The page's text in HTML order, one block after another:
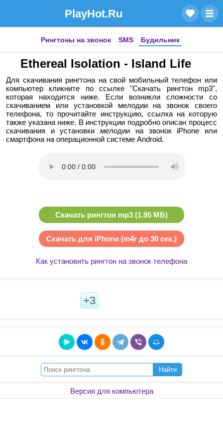
PlayHot.Ru
Рингтоны на звонок SMS Будильник
Ethereal Isolation - Island Life
Для скачивания рингтона на свой мобильный телефон или
компьютер кликните по ссылке "Скачать рингтон mp3",
которая находится ниже. Если возникли сложности со
скачиванием или установкой мелодии на звонок своего
телефона, то прочитайте инструкцию, ссылка на которую
также указана ниже. В инструкции подробно описан процесс
скачивания и установки мелодии на звонок iPhone или
смартфона на операционной системе Android.
Скачать рингтон mp3 (1.95 МБ)
Скачать для iPhone (m4r до 30 сек.)
Как установить рингтон на звонок телефона
+3
Найти
Версия для компьютера